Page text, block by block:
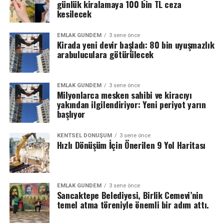
günlük kiralamaya 100 bin TL ceza
kesilecek
EMLAK GÜNDEM 3 sene önce
Kirada yeni devir başladı: 80 bin uyuşmazlık
arabuluculara götürülecek
EMLAK GÜNDEM 3 sene önce
Milyonlarca mesken sahibi ve kiracıyı
yakından ilgilendiriyor: Yeni periyot yarın
başlıyor
KENTSEL DÖNÜŞÜM 3 sene önce
Hızlı Dönüşüm İçin Önerilen 9 Yol Haritası
EMLAK GÜNDEM 3 sene önce
Sancaktepe Belediyesi, Birlik Cemevi’nin
temel atma töreniyle önemli bir adım attı.